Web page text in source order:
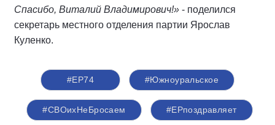
Спасибо, Виталий Владимирович!» - поделился
секретарь местного отделения партии Ярослав
Куленко.
#ЕР74 #Южноуральское
#СВОихНеБросаем #ЕРпоздравляет